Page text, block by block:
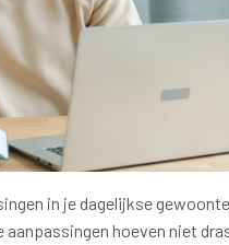
in je dagelijkse
aanpassingen hoeven niet